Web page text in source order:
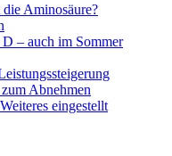
Aminosäure?
– auch im Sommer
Abnehmen
eingestellt